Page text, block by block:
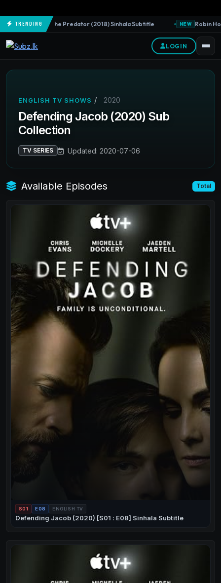
Trending
NEW The Predator (2018) Sinhala Subtitle NEW Robin
LOGIN
ENGLISH TV SHOWS / 2020
Defending Jacob (2020) Sub
Collection
TV SERIES Updated: 2020-07-06
Available Episodes Total
S01 E08 ENGLISH TV
Defending Jacob (2020) [S01 : E08] Sinhala Subtitle